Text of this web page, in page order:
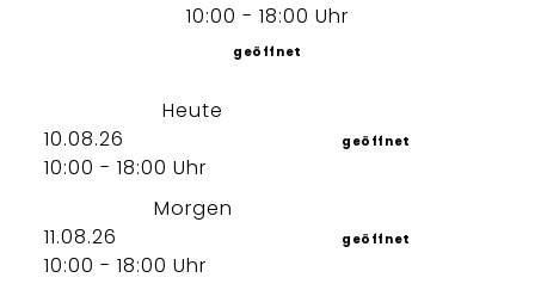
10:00 - 18:00 Uhr
geöffnet
Heute
10.08.26
10:00 - 18:00 Uhr
geöffnet
Morgen
11.08.26
10:00 - 18:00 Uhr
geöffnet